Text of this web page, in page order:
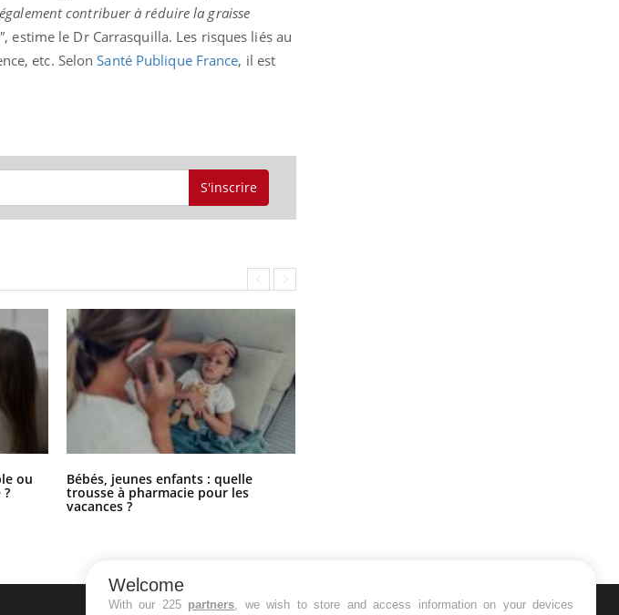
contribuer à réduire la graisse
, estime le Dr Carrasquilla. Les risques liés au
etc. SelonSanté Publique France, il est
S'inscrire
ou Bébés, jeunes enfants : quelle
trousse à pharmacie pour les
vacances ?
Welcome
With our 225 partners, we wish to store and access information on your devices